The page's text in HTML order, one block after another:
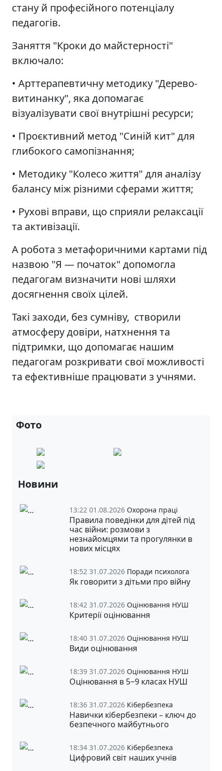
стану й професійного потенціалу
педагогів.
Заняття "Кроки до майстерності"
включало:
• Арттерапевтичну методику "Дерево-
витинанку", яка допомагає
візуалізувати свої внутрішні ресурси;
• Проєктивний метод "Синій кит" для
глибокого самопізнання;
• Методику "Колесо життя" для аналізу
балансу між різними сферами життя;
• Рухові вправи, що сприяли релаксації
та активізації.
А робота з метафоричними картами під
назвою "Я — початок" допомогла
педагогам визначити нові шляхи
досягнення своїх цілей.
Такі заходи, без сумніву, створили
атмосферу довіри, натхнення та
підтримки, що допомагає нашим
педагогам розкривати свої можливості
та ефективніше працювати з учнями.
Фото
Новини
13:22 01.08.2026 Охорона праці
Правила поведінки для дітей під
час війни: розмови з
незнайомцями та прогулянки в
нових місцях
18:52 31.07.2026 Поради психолога
Як говорити з дітьми про війну
18:42 31.07.2026 Оцінювання НУШ
Критерії оцінювання
18:40 31.07.2026 Оцінювання НУШ
Види оцінювання
18:39 31.07.2026 Оцінювання НУШ
Оцінювання в 5‒9 класах НУШ
18:36 31.07.2026 Кібербезпека
Навички кібербезпеки – ключ до
безпечного майбутнього
18:34 31.07.2026 Кібербезпека
Цифровий світ наших учнів